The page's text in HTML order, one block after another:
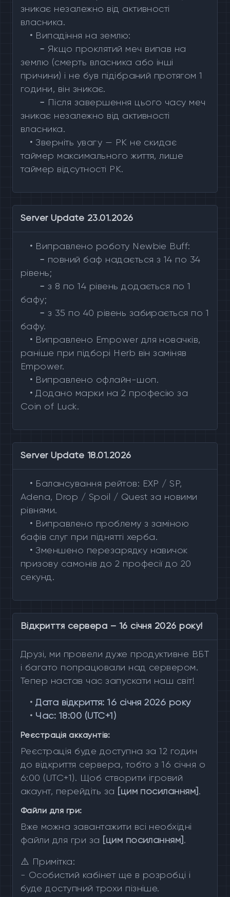
зникає незалежно від активності
власника.
• Випадіння на землю:
- Якщо проклятий меч випав на
землю (смерть власника або інші
причини) і не був підібраний протягом 1
години, він зникає.
- Після завершення цього часу меч
зникає незалежно від активності
власника.
• Зверніть увагу — PK не скидає
таймер максимального життя, лише
таймер відсутності PK.
Server Update 23.01.2026
• Виправлено роботу Newbie Buff:
- повний баф надається з 14 по 34
рівень;
- з 8 по 14 рівень додається по 1
бафу;
- з 35 по 40 рівень забирається по 1
бафу.
• Виправлено Empower для новачків,
раніше при підборі Herb він заміняв
Empower.
• Виправлено офлайн-шоп.
• Додано марки на 2 професію за
Coin of Luck.
Server Update 18.01.2026
• Балансування рейтов: EXP / SP,
Adena, Drop / Spoil / Quest за новими
рівнями.
• Виправлено проблему з заміною
бафів слуг при піднятті херба.
• Зменшено перезарядку навичок
призову самонів до 2 професії до 20
секунд.
Відкриття сервера – 16 січня 2026 року!
Друзі, ми провели дуже продуктивне ВБТ
і багато попрацювали над сервером.
Тепер настав час запускати наш світ!
• Дата відкриття: 16 січня 2026 року
• Час: 18:00 (UTC+1)
Реєстрація аккаунтів:
Реєстрація буде доступна за 12 годин
до відкриття сервера, тобто з 16 січня о
6:00 (UTC+1). Щоб створити ігровий
акаунт, перейдіть за
[цим посиланням] .
Файли для гри:
Вже можна завантажити всі необхідні
файли для гри за
[цим посиланням] .
⚠️ Примітка:
- Особистий кабінет ще в розробці і
буде доступний трохи пізніше.